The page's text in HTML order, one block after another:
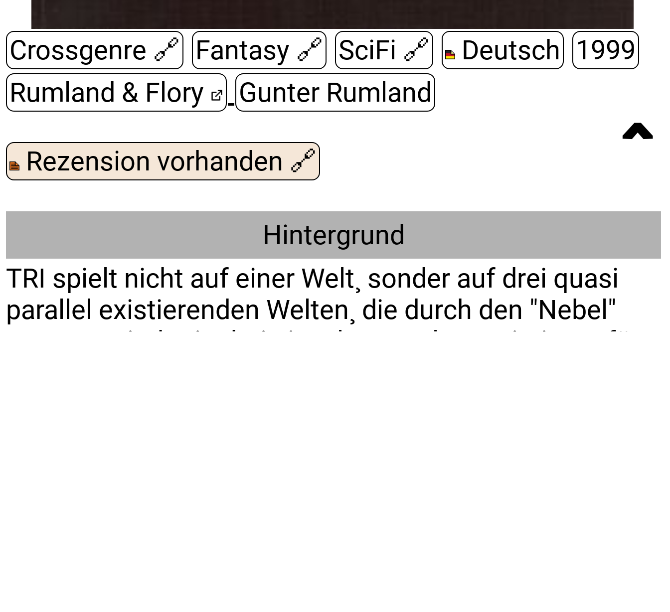
ˆ
Crossgenre 🔗 Fantasy 🔗 SciFi 🔗 Deutsch
1999
Rumland & Flory
Gunter Rumland
Rezension vorhanden 🔗
Hintergrund
TRI spielt nicht auf einer Welt¸ sonder auf drei quasi
parallel existierenden Welten¸ die durch den "Nebel"
getrennt sind. Die drei einzelnen Welten existieren für